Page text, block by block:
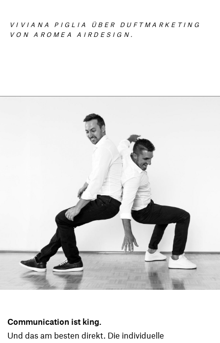
VIVIANA PIGLIA ÜBER DUFTMARKETING
VON AROMEA AIRDESIGN.
Communication ist king.
Und das am besten direkt. Die individuelle